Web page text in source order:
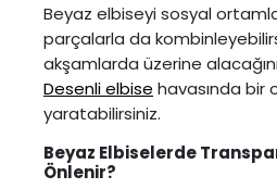
Beyaz elbiseyi sosyal
parçalarla da
akşamlarda üzerine
Desenli elbise havasında bir
yaratabilirsiniz.
Beyaz Elbiselerde
Önlenir?